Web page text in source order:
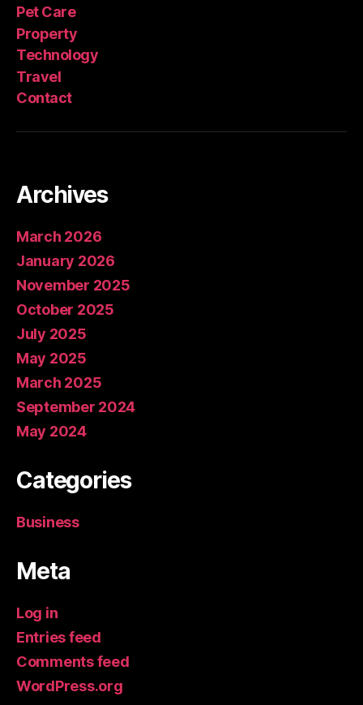
Pet Care
Property
Technology
Travel
Contact
Archives
March 2026
January 2026
November 2025
October 2025
July 2025
May 2025
March 2025
September 2024
May 2024
Categories
Business
Meta
Log in
Entries feed
Comments feed
WordPress.org